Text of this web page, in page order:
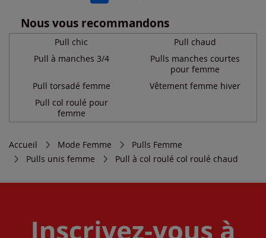
Nous vous recommandons
Pull chic
Pull à manches 3/4
Pull chaud
Pulls manches courtes
pour femme
Pull torsadé femme
Pull col roulé pour
femme
Vêtement femme hiver
Accueil Mode Femme
Pulls Femme
Pulls unis femme
Pull à col roulé col roulé chaud